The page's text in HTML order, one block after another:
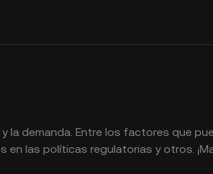
la demanda. Entre los factores que
las políticas regulatorias y otros.